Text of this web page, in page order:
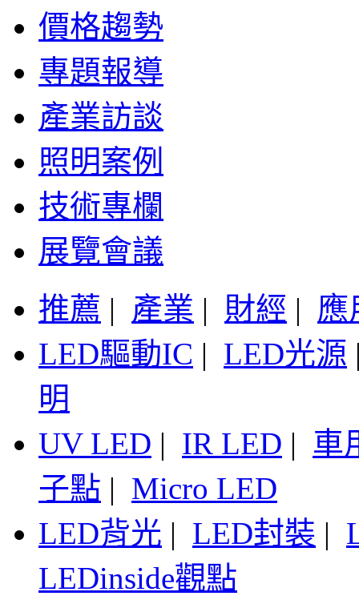
價格趨勢
專題報導
產業訪談
照明案例
技術專欄
展覽會議
推薦 | 產業 | 財經 | 應
LED驅動IC | LED光源
明
UV LED | IR LED | 車
子點 | Micro LED
LED背光 | LED封裝 |
LEDinside觀點